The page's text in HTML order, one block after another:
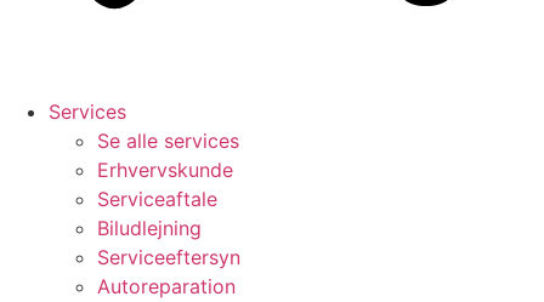
Services
Se alle services
Erhvervskunde
Serviceaftale
Biludlejning
Serviceeftersyn
Autoreparation